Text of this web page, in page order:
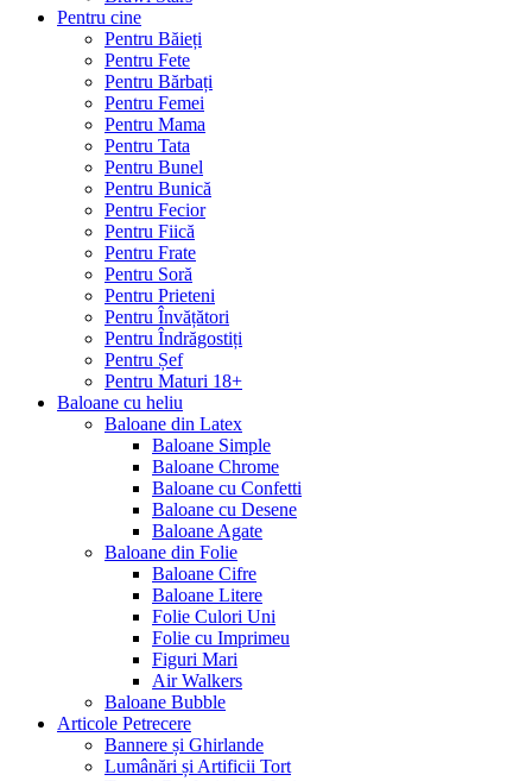
Pentru cine
Pentru Băieți
Pentru Fete
Pentru Bărbați
Pentru Femei
Pentru Mama
Pentru Tata
Pentru Bunel
Pentru Bunică
Pentru Fecior
Pentru Fiică
Pentru Frate
Pentru Soră
Pentru Prieteni
Pentru Învățători
Pentru Îndrăgostiți
Pentru Șef
Pentru Maturi 18+
Baloane cu heliu
Baloane din Latex
Baloane Simple
Baloane Chrome
Baloane cu Confetti
Baloane cu Desene
Baloane Agate
Baloane din Folie
Baloane Cifre
Baloane Litere
Folie Culori Uni
Folie cu Imprimeu
Figuri Mari
Air Walkers
Baloane Bubble
Articole Petrecere
Bannere și Ghirlande
Lumânări și Artificii Tort